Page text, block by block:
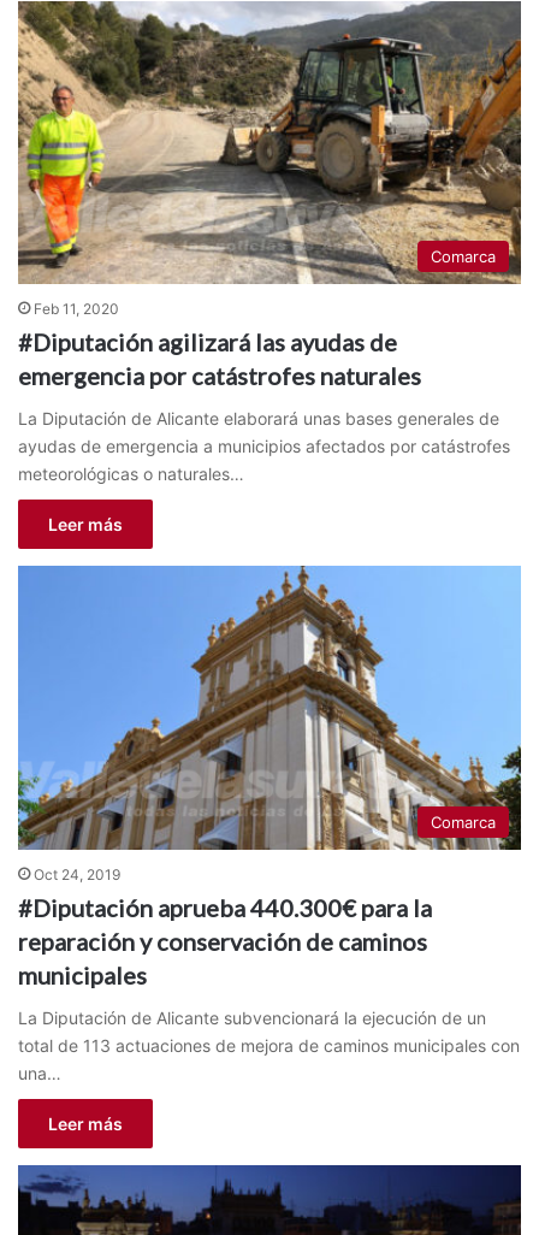
Comarca
Feb 11, 2020
#Diputación agilizará las ayudas de
emergencia por catástrofes naturales
La Diputación de Alicante elaborará unas bases generales de
ayudas de emergencia a municipios afectados por catástrofes
meteorológicas o naturales…
Leer más
Comarca
Oct 24, 2019
#Diputación aprueba 440.300€ para la
reparación y conservación de caminos
municipales
La Diputación de Alicante subvencionará la ejecución de un
total de 113 actuaciones de mejora de caminos municipales con
una…
Leer más